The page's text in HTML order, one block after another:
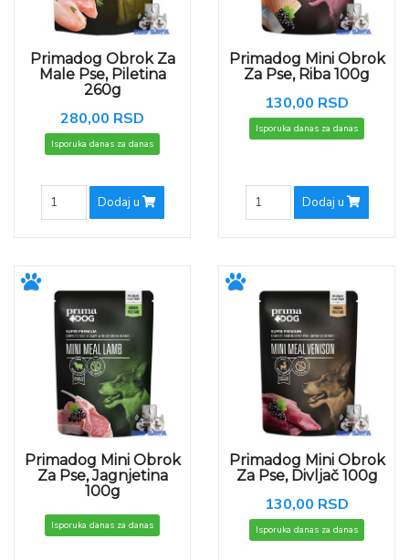
Primadog Obrok Za
Male Pse, Piletina
260g
280,00 RSD
Isporuka danas za danas
Dodaj u
Primadog Mini Obrok
Za Pse, Riba 100g
130,00 RSD
Isporuka danas za danas
Dodaj u
Primadog Mini Obrok
Za Pse, Jagnjetina
100g
Isporuka danas za danas
Primadog Mini Obrok
Za Pse, Divljač 100g
130,00 RSD
Isporuka danas za danas